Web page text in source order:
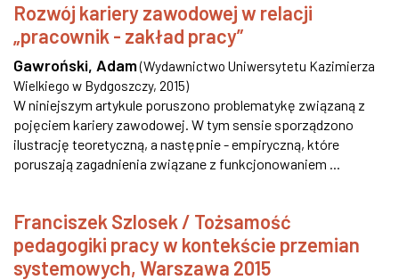
Rozwój kariery zawodowej w relacji
„pracownik - zakład pracy”
Gawroński, Adam(Wydawnictwo Uniwersytetu Kazimierza
Wielkiego w Bydgoszczy, 2015)
W niniejszym artykule poruszono problematykę związaną z
pojęciem kariery zawodowej. W tym sensie sporządzono
ilustrację teoretyczną, a następnie - empiryczną, które
poruszają zagadnienia związane z funkcjonowaniem ...
Franciszek Szlosek / Tożsamość
pedagogiki pracy w kontekście przemian
systemowych, Warszawa 2015